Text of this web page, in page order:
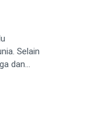
Selain
dan…